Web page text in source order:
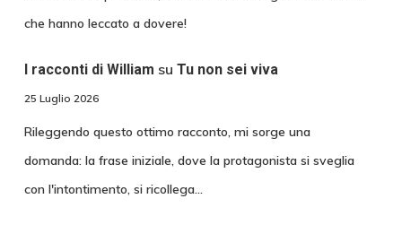
che hanno leccato a dovere!
I racconti di William su Tu non sei viva
25 Luglio 2026
Rileggendo questo ottimo racconto, mi sorge una
domanda: la frase iniziale, dove la protagonista si sveglia
con l'intontimento, si ricollega…